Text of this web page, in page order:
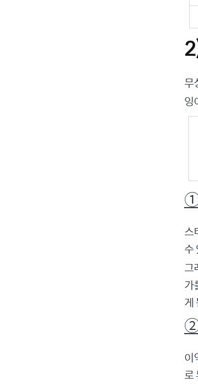
무
잉
스
수
그
가
게
이
로